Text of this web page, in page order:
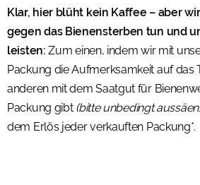
Klar, hier blüht kein Kaffee – aber
gegen das Bienensterben tun und
leisten: Zum einen, indem wir mit
Packung die Aufmerksamkeit auf das
anderen mit dem Saatgut für
Packung gibt (bitte unbedingt
dem Erlös jeder verkauften Packung*.